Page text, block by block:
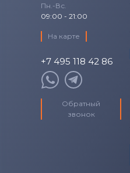
Pavilion ZX Series
Presario CQ Series
Pro X2 Series
Special Edition
Пн.-Вс.
09:00 - 21:00
На карте
+7 495 118 42 86
Обратный
звонок